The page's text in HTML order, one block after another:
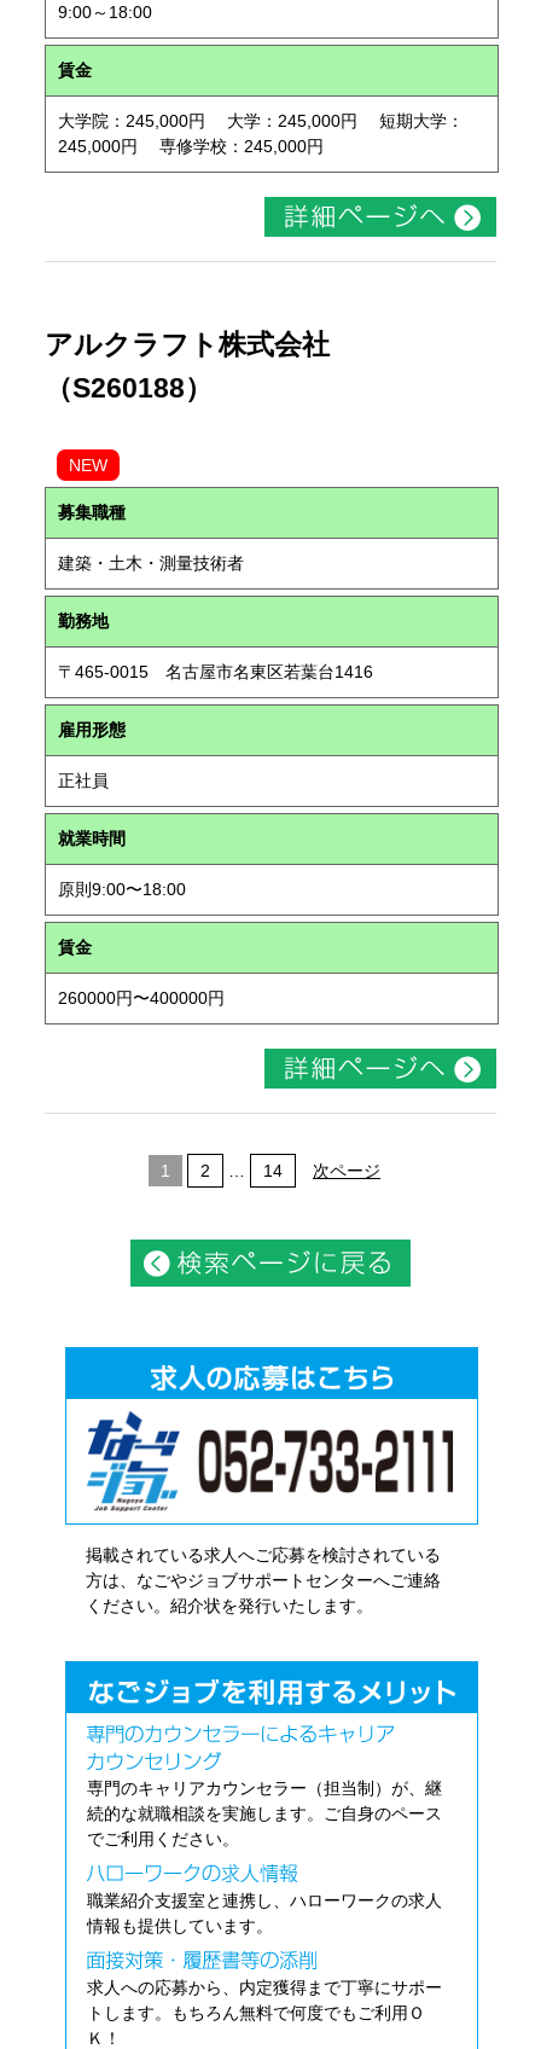
9:00～18:00
賃金
大学院：245,000円 大学：245,000円 短期大学：
245,000円 専修学校：245,000円
アルクラフト株式会社
（S260188）
NEW
募集職種
建築・土木・測量技術者
勤務地
〒465-0015 名古屋市名東区若葉台1416
雇用形態
正社員
就業時間
原則9:00〜18:00
賃金
260000円〜400000円
1 2 14 次ページ
掲載されている求人へご応募を検討されている
方は、なごやジョブサポートセンターへご連絡
ください。紹介状を発行いたします。
専門のキャリアカウンセラー（担当制）が、継
続的な就職相談を実施します。ご自身のペース
でご利用ください。
職業紹介支援室と連携し、ハローワークの求人
情報も提供しています。
求人への応募から、内定獲得まで丁寧にサポー
トします。もちろん無料で何度でもご利用Ｏ
Ｋ！